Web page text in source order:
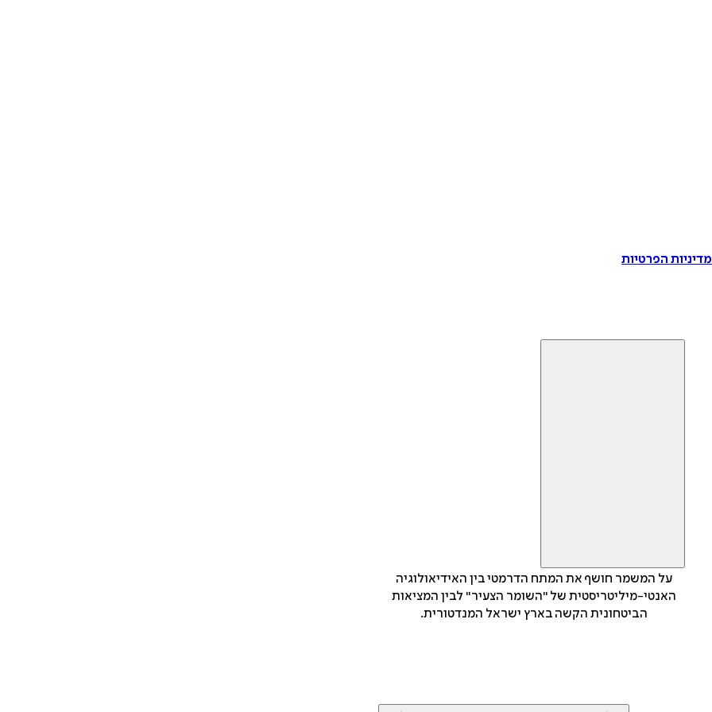
הפרטיות
על המשמר חושף את המתח הדרמטי בין האידיאולוגיה
האנטי-מיליטריסטית של "השומר הצעיר" לבין המציאות
הביטחונית הקשה בארץ ישראל המנדטורית.